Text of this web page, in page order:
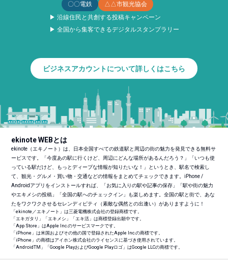
〇〇電鉄
△△市観光協会
▶ 沿線住民と共創する投稿キャンペーン
▶ 全国から集客できるデジタルスタンプラリー
ビジネスアカウントについて詳しくはこちら
ekinote WEBとは
ekinote（エキノート）は、日本全国すべての鉄道駅と周辺の街の魅力を発見できる無料サ
ービスです。「今度あの駅に行くけど、周辺にどんな場所があるんだろう？」「いつも使
っている駅だけど、もっとディープな情報が知りたいな！」というとき、駅名で検索し
て、観光・グルメ・買い物・交通などの情報をまとめてチェックできます。iPhone /
Androidアプリをインストールすれば、「お気に入りの駅や記事の保存」「駅や街の魅力
やエキメシの投稿」「全国の駅へのチェックイン」も楽しめます。全国の駅と街で、あな
たをワクワクさせるセレンディピティ（素敵な偶然との出逢い）がありますように！
「ekinote／エキノート」は三菱電機株式会社の登録商標です。
「エキガタリ」「エキメシ」「エキ活」は商標登録出願中です。
「App Store」はApple Inc.のサービスマークです。
「iPhone」は米国およびその他の国で登録されたApple Inc.の商標です。
「iPhone」の商標はアイホン株式会社のライセンスに基づき使用されています。
「AndroidTM 」「Google PlayおよびGoogle Playロゴ」はGoogle LLCの商標です。